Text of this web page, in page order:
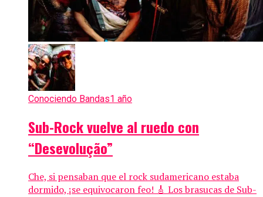
Conociendo Bandas1 año
Sub-Rock vuelve al ruedo con
“Desevolução”
Che, si pensaban que el rock sudamericano estaba
dormido, ¡se equivocaron feo! 🎸 Los brasucas de Sub-